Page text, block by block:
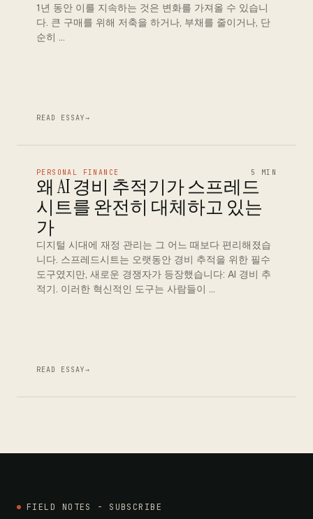
1년 동안 이를 지속하는 것은 변화를 가져올 수 있습니
다. 큰 구매를 위해 저축을 하거나, 부채를 줄이거나, 단
순히 …
READ ESSAY→
PERSONAL FINANCE 5 MIN
왜 AI 경비 추적기가 스프레드
시트를 완전히 대체하고 있는
가
디지털 시대에 재정 관리는 그 어느 때보다 편리해졌습
니다. 스프레드시트는 오랫동안 경비 추적을 위한 필수
도구였지만, 새로운 경쟁자가 등장했습니다: AI 경비 추
적기. 이러한 혁신적인 도구는 사람들이 …
READ ESSAY→
FIELD NOTES - SUBSCRIBE